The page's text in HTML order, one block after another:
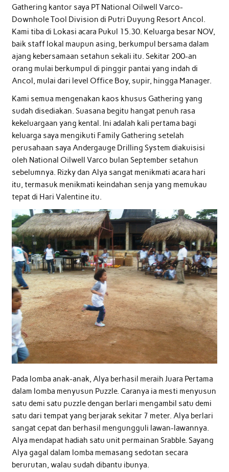
Gathering kantor saya PT National Oilwell Varco-
Downhole Tool Division di Putri Duyung Resort Ancol.
Kami tiba di Lokasi acara Pukul 15.30. Keluarga besar NOV,
baik staff lokal maupun asing, berkumpul bersama dalam
ajang kebersamaan setahun sekali itu. Sekitar 200-an
orang mulai berkumpul di pinggir pantai yang indah di
Ancol, mulai dari level Office Boy, supir, hingga Manager.
Kami semua mengenakan kaos khusus Gathering yang
sudah disediakan. Suasana begitu hangat penuh rasa
kekeluargaan yang kental. Ini adalah kali pertama bagi
keluarga saya mengikuti Family Gathering setelah
perusahaan saya Andergauge Drilling System diakuisisi
oleh National Oilwell Varco bulan September setahun
sebelumnya. Rizky dan Alya sangat menikmati acara hari
itu, termasuk menikmati keindahan senja yang memukau
tepat di Hari Valentine itu.
Pada lomba anak-anak, Alya berhasil meraih Juara Pertama
dalam lomba menyusun Puzzle. Caranya ia mesti menyusun
satu demi satu puzzle dengan berlari mengambil satu demi
satu dari tempat yang berjarak sekitar 7 meter. Alya berlari
sangat cepat dan berhasil mengungguli lawan-lawannya.
Alya mendapat hadiah satu unit permainan Srabble. Sayang
Alya gagal dalam lomba memasang sedotan secara
berurutan, walau sudah dibantu ibunya.